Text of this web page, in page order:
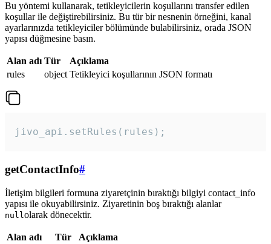
Bu yöntemi kullanarak, tetikleyicilerin koşullarını transfer edilen
koşullar ile değiştirebilirsiniz. Bu tür bir nesnenin örneğini, kanal
ayarlarınızda tetikleyiciler bölümünde bulabilirsiniz, orada JSON
yapısı düğmesine basın.
Alan adı Tür
Açıklama
rules
object Tetikleyici koşullarının JSON formatı
jivo_api.setRules(rules);
getContactInfo#
İletişim bilgileri formuna ziyaretçinin bıraktığı bilgiyi contact_info
yapısı ile okuyabilirsiniz. Ziyaretinin boş bıraktığı alanlar
null olarak dönecektir.
Alan adı Tür
Açıklama